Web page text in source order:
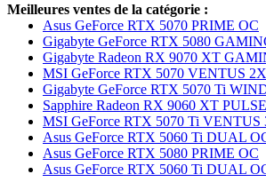
Meilleures ventes de la catégorie :
Asus GeForce RTX 5070 PRIME OC
Gigabyte GeForce RTX 5080
Gigabyte Radeon RX 9070 XT
MSI GeForce RTX 5070 VENTUS
Gigabyte GeForce RTX 5070 Ti
Sapphire Radeon RX 9060 XT
MSI GeForce RTX 5070 Ti VENTUS
Asus GeForce RTX 5060 Ti DUAL
Asus GeForce RTX 5080 PRIME OC
Asus GeForce RTX 5060 Ti DUAL